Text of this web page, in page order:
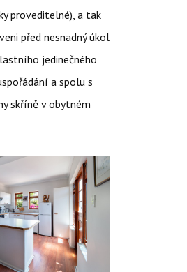
proveditelné), a tak
před nesnadný úkol
jedinečného
a spolu s
skříně v obytném